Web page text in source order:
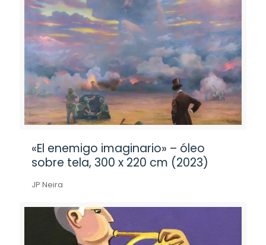
«El enemigo imaginario» – óleo
sobre tela, 300 x 220 cm (2023)
JP Neira